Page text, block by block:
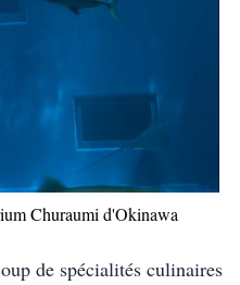
Churaumi d'Okinawa
de spécialités culinaires